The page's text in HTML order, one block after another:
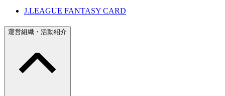
J.LEAGUE FANTASY CARD
運営組織・活動紹介